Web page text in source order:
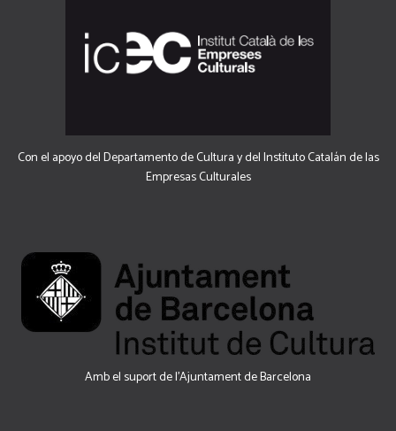
Con el apoyo del Departamento de Cultura y del Instituto Catalán de las
Empresas Culturales
Amb el suport de l’Ajuntament de Barcelona